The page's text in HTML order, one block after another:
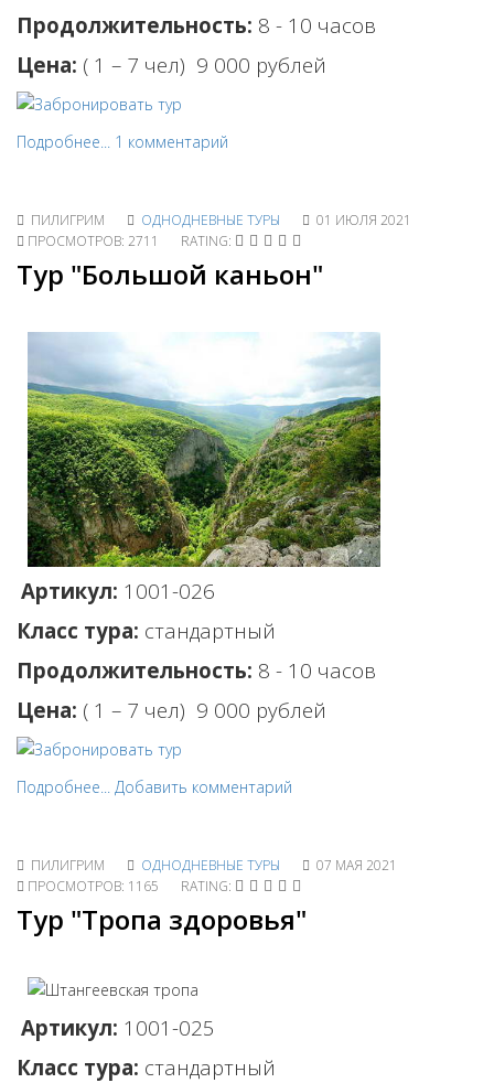
Продолжительность: 8 - 10 часов
Цена: ( 1 – 7 чел) 9 000 рублей
Подробнее... 1 комментарий
ПИЛИГРИМ ОДНОДНЕВНЫЕ ТУРЫ
01 ИЮЛЯ 2021
ПРОСМОТРОВ: 2711
RATING:
Тур "Большой каньон"
Артикул: 1001-026
Класс тура: стандартный
Продолжительность: 8 - 10 часов
Цена: ( 1 – 7 чел) 9 000 рублей
Подробнее... Добавить комментарий
ПИЛИГРИМ ОДНОДНЕВНЫЕ ТУРЫ
07 МАЯ 2021
ПРОСМОТРОВ: 1165
RATING:
Тур "Тропа здоровья"
Артикул: 1001-025
Класс тура: стандартный